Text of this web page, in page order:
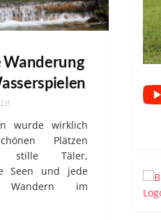
Wanderung
wurde wirklich
Plätzen
stille Täler,
Seen und jede
im